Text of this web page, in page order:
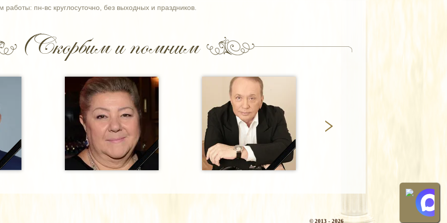
работы: пн-вс круглосуточно, без выходных и праздников.
© 2013 - 2026